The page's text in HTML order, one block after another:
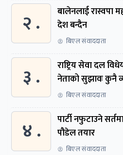
२ .
बालेनलाई रास्वपा
देश बन्दैन
बिएल संवाददाता
३ .
राष्ट्रिय सेवा दल
नेताको सुझावः कुनै
नेतृत्वबाट निर्देशित
बिएल संवाददाता
४ .
पार्टी नफुटाउने
पौडेल तयार
बिएल संवाददाता